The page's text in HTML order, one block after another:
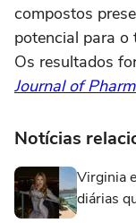
compostos
potencial para
Os resultados
Journal of
Notícias
Virginia
diárias